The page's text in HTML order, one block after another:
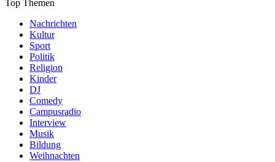
Top Themen
Nachrichten
Kultur
Sport
Politik
Religion
Kinder
DJ
Comedy
Campusradio
Interview
Musik
Bildung
Weihnachten